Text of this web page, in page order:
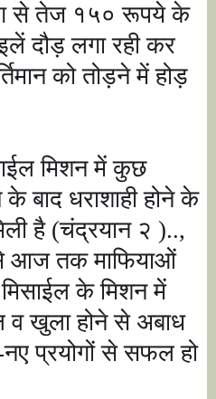
से तेज १५० रूपये के
दौड़ लगा रही कर
को तोड़ने में होड़
मिशन में कुछ
के बाद धराशाही होने के
है (चंद्रयान २ )..,
आज तक माफियाओं
मिसाईल के मिशन में
खुला होने से अबाध
प्रयोगों से सफल हो